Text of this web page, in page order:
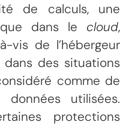
de calculs, une
dans le cloud,
vis de l’hébergeur
dans des situations
comme de
utilisées.
protections